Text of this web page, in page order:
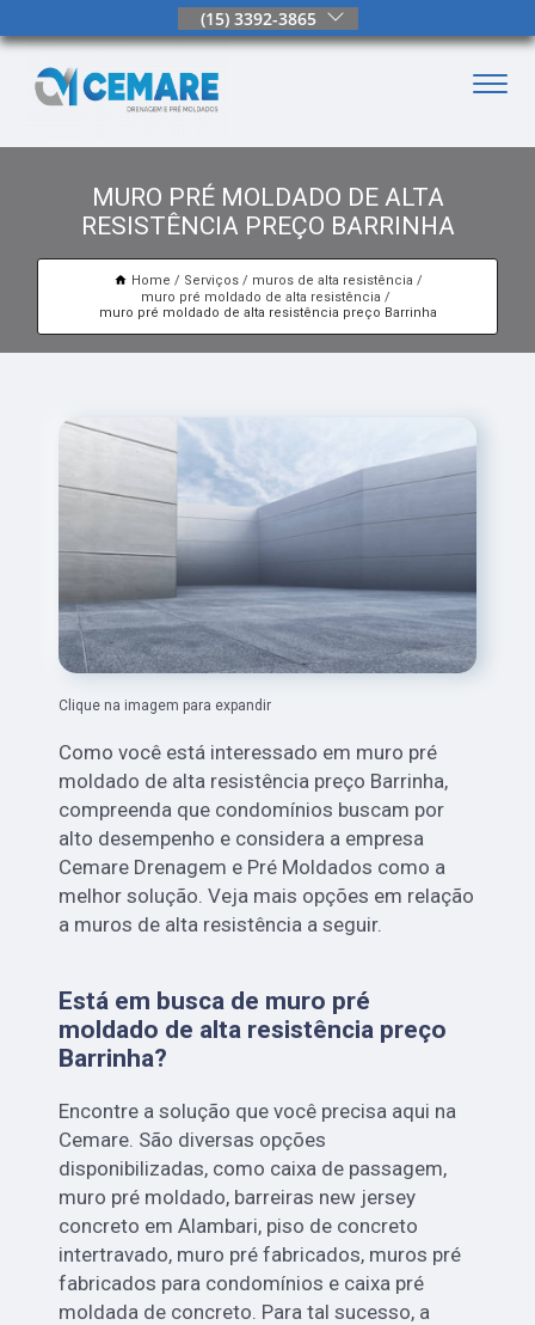
(15) 3392-3865
MURO PRÉ MOLDADO DE ALTA
RESISTÊNCIA PREÇO BARRINHA
Home Serviços
muros de alta resistência
muro pré moldado de alta resistência
muro pré moldado de alta resistência preço Barrinha
Clique na imagem para expandir
Como você está interessado em muro pré
moldado de alta resistência preço Barrinha,
compreenda que condomínios buscam por
alto desempenho e considera a empresa
Cemare Drenagem e Pré Moldados como a
melhor solução. Veja mais opções em relação
a muros de alta resistência a seguir.
Está em busca de muro pré
moldado de alta resistência preço
Barrinha?
Encontre a solução que você precisa aqui na
Cemare. São diversas opções
disponibilizadas, como caixa de passagem,
muro pré moldado, barreiras new jersey
concreto em Alambari, piso de concreto
intertravado, muro pré fabricados, muros pré
fabricados para condomínios e caixa pré
moldada de concreto. Para tal sucesso, a